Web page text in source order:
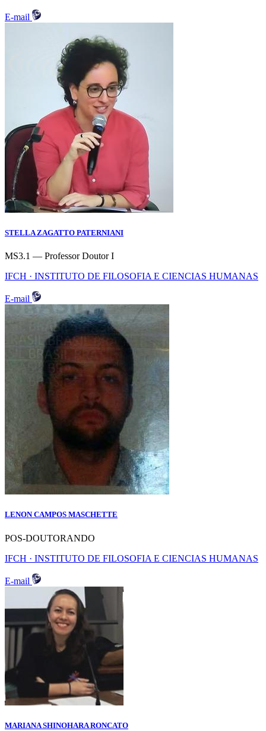
E-mail
STELLA ZAGATTO PATERNIANI
MS3.1 — Professor Doutor I
IFCH · INSTITUTO DE FILOSOFIA E CIENCIAS HUMANAS
E-mail
LENON CAMPOS MASCHETTE
POS-DOUTORANDO
IFCH · INSTITUTO DE FILOSOFIA E CIENCIAS HUMANAS
E-mail
MARIANA SHINOHARA RONCATO